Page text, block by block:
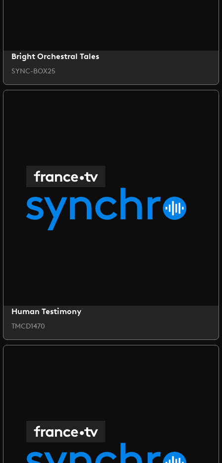
Bright Orchestral Tales
SYNC-BOX25
Human Testimony
TMCD1470